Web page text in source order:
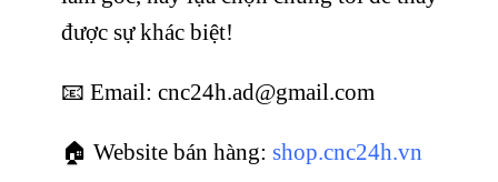
được sự khác biệt!
📧 Email: cnc24h.ad@gmail.com
🏠 Website bán hàng: shop.cnc24h.vn